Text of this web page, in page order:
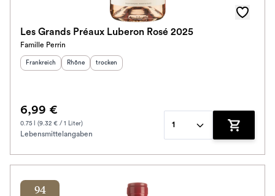
Les Grands Préaux Luberon Rosé 2025
Famille Perrin
Herkunftsland
Frankreich Herkunftsregion:
Rhône Geschmack
trocken
6,99 €
0.75 l (9.32 € / 1 Liter)
Lebensmittelangaben
1
Zum
94